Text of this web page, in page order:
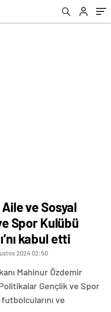
ve Sosyal
Spor Kulübü
kabul etti
2024 02:50
Mahinur Özdemir
Gençlik ve Spor
ve